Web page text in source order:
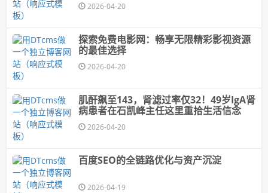
2026-04-20
探索免费电影网：畅享无限精彩影视资源
的最佳选择
2026-04-20
肌酐飙至143，肾滤过率仅32！49岁IgA肾
病患者在石凯峰主任这里重拾生活信念
2026-04-20
百度SEO的全链路优化与资产沉淀
2026-04-19